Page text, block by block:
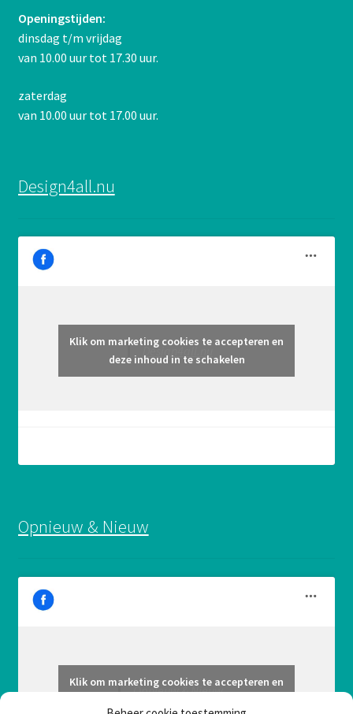
Openingstijden:
dinsdag t/m vrijdag
van 10.00 uur tot 17.30 uur.
zaterdag
van 10.00 uur tot 17.00 uur.
Design4all.nu
Design4all.nu
Klik om marketing cookies te accepteren en
deze inhoud in te schakelen
Opnieuw & Nieuw
Opnieuw & Nieuw
Klik om marketing cookies te accepteren en